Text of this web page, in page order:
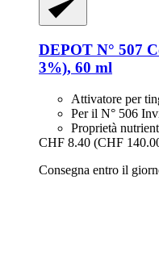
DEPOT N° 507
3%), 60 ml
Attivatore per
Per il N° 506
Proprietà
CHF 8.40 (CHF
Consegna entro il